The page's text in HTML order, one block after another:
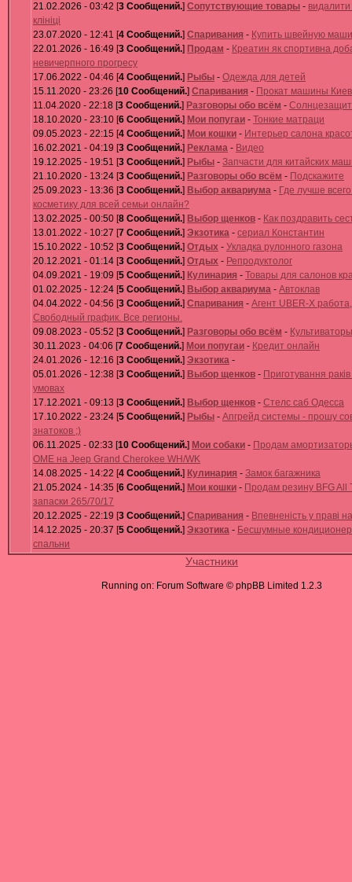
21.02.2026 - 03:42 [3 Сообщений.] Сопутствующие товары -
клініці
23.07.2020 - 12:41 [4 Сообщений.] Спаривания - Купить швейную
22.01.2026 - 16:49 [3 Сообщений.] Продам - Креатин як спортивна
невичерпного прогресу
17.06.2022 - 04:46 [4 Сообщений.] Рыбы - Одежда для детей
15.11.2020 - 23:26 [10 Сообщений.] Спаривания - Прокат машины Киев
11.04.2020 - 22:18 [3 Сообщений.] Разговоры обо всём -
18.10.2020 - 23:10 [6 Сообщений.] Мои попугаи - Тонкие матраци
09.05.2023 - 22:15 [4 Сообщений.] Мои кошки - Интерьер салона
16.02.2021 - 04:19 [3 Сообщений.] Реклама - Видео
19.12.2025 - 19:51 [3 Сообщений.] Рыбы - Запчасти для китайских
21.10.2020 - 13:24 [3 Сообщений.] Разговоры обо всём - Подскажите
25.09.2023 - 13:36 [3 Сообщений.] Выбор аквариума - Где лучше
косметику для всей семьи онлайн?
13.02.2025 - 00:50 [8 Сообщений.] Выбор щенков - Как поздравить
13.01.2022 - 10:27 [7 Сообщений.] Экзотика - сериал Константин
15.10.2022 - 10:52 [3 Сообщений.] Отдых - Укладка рулонного газона
20.12.2021 - 01:14 [3 Сообщений.] Отдых - Репродуктолог
04.09.2021 - 19:09 [5 Сообщений.] Кулинария - Товары для салонов
01.02.2025 - 12:24 [5 Сообщений.] Выбор аквариума - Автоклав
04.04.2022 - 04:56 [3 Сообщений.] Спаривания - Агент UBER-X
Свободный график. Все регионы.
09.08.2023 - 05:52 [3 Сообщений.] Разговоры обо всём -
30.11.2023 - 04:06 [7 Сообщений.] Мои попугаи - Кредит онлайн
24.01.2026 - 12:16 [3 Сообщений.] Экзотика -
05.01.2026 - 12:38 [3 Сообщений.] Выбор щенков - Приготування
умовах
17.12.2021 - 09:13 [3 Сообщений.] Выбор щенков - Стелс саб Одесса
17.10.2022 - 23:24 [5 Сообщений.] Рыбы - Апгрейд системы - прошу
знатоков ;)
06.11.2025 - 02:33 [10 Сообщений.] Мои собаки - Продам
OME на Jeep Grand Cherokee WH/WK
14.08.2025 - 14:22 [4 Сообщений.] Кулинария - Замок багажника
21.05.2024 - 14:35 [6 Сообщений.] Мои кошки - Продам резину BFG All
запаски 265/70/17
20.12.2025 - 22:19 [3 Сообщений.] Спаривания - Впевненість у праві
14.12.2025 - 20:37 [5 Сообщений.] Экзотика - Бесшумные
спальни
Участники
Running on: Forum Software © phpBB Limited 1.2.3